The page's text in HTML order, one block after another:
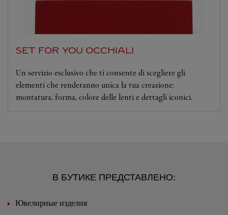
SET FOR YOU OCCHIALI
Un servizio esclusivo che ti consente di scegliere gli
elementi che renderanno unica la tua creazione:
montatura, forma, colore delle lenti e dettagli iconici.
В БУТИКЕ ПРЕДСТАВЛЕНО:
Ювелирные изделия